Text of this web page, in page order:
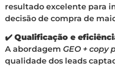
resultado excelente para
decisão de compra de
✔️ Qualificação e
A abordagem GEO + copy
qualidade dos leads